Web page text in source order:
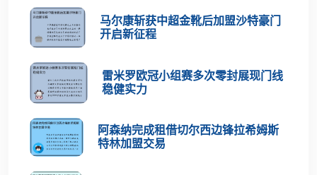
马尔康斩获中超金靴后加盟沙特豪门
开启新征程
雷米罗欧冠小组赛多次零封展现门线
稳健实力
阿森纳完成租借切尔西边锋拉希姆斯
特林加盟交易